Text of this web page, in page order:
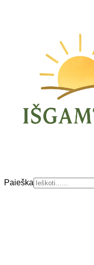
Paieška